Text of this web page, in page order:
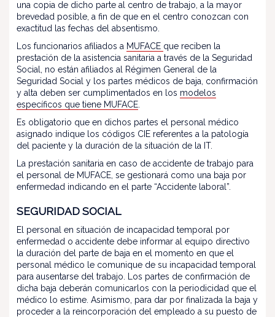
una copia de dicho parte al centro de trabajo, a la mayor
brevedad posible, a fin de que en el centro conozcan con
exactitud las fechas del absentismo.
Los funcionarios afiliados a MUFACE que reciben la
prestación de la asistencia sanitaria a través de la Seguridad
Social, no están afiliados al Régimen General de la
Seguridad Social y los partes médicos de baja, confirmación
y alta deben ser cumplimentados en los modelos
específicos que tiene MUFACE
Es obligatorio que en dichos partes el personal médico
asignado indique los códigos CIE referentes a la patología
del paciente y la duración de la situación de la IT.
La prestación sanitaria en caso de accidente de trabajo para
el personal de MUFACE, se gestionará como una baja por
enfermedad indicando en el parte “Accidente laboral”.
SEGURIDAD SOCIAL
El personal en situación de incapacidad temporal por
enfermedad o accidente debe informar al equipo directivo
la duración del parte de baja en el momento en que el
personal médico le comunique de su incapacidad temporal
para ausentarse del trabajo. Los partes de confirmación de
dicha baja deberán comunicarlos con la periodicidad que el
médico lo estime. Asimismo, para dar por finalizada la baja y
proceder a la reincorporación del empleado a su puesto de